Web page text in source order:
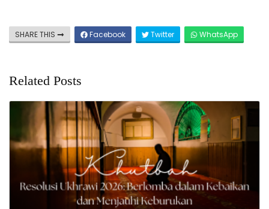
SHARE THIS Facebook Twitter WhatsApp
Related Posts